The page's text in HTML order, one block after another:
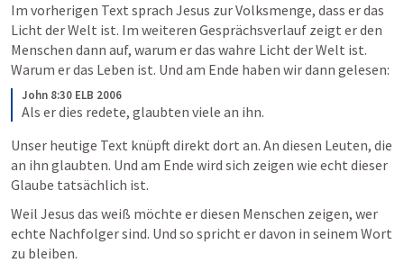
Im vorherigen Text sprach Jesus zur Volksmenge, dass er das
Licht der Welt ist. Im weiteren Gesprächsverlauf zeigt er den
Menschen dann auf, warum er das wahre Licht der Welt ist.
Warum er das Leben ist. Und am Ende haben wir dann gelesen:
John 8:30 ELB 2006
Als er dies redete, glaubten viele an ihn.
Unser heutige Text knüpft direkt dort an. An diesen Leuten, die
an ihn glaubten. Und am Ende wird sich zeigen wie echt dieser
Glaube tatsächlich ist.
Weil Jesus das weiß möchte er diesen Menschen zeigen, wer
echte Nachfolger sind. Und so spricht er davon in seinem Wort
zu bleiben.